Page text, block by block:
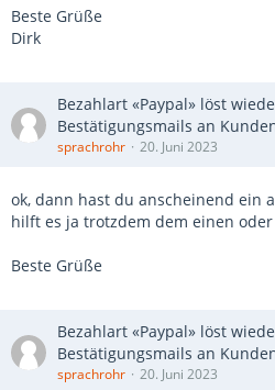
Stefan
Beste Grüße
Dirk
Bezahlart «Paypal» löst
Bestätigungsmails an
sprachrohr 20. Juni 2023
ok, dann hast du anscheinend ein
hilft es ja trotzdem dem einen
Beste Grüße
Bezahlart «Paypal» löst
Bestätigungsmails an
sprachrohr 20. Juni 2023